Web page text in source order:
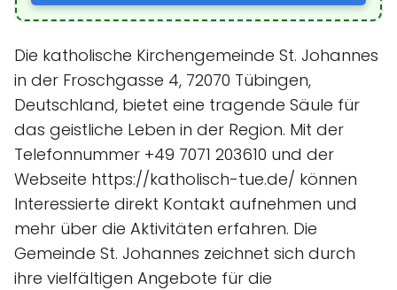
Die katholische Kirchengemeinde St. Johannes
in der Froschgasse 4, 72070 Tübingen,
Deutschland, bietet eine tragende Säule für
das geistliche Leben in der Region. Mit der
Telefonnummer +49 7071 203610 und der
Webseite https://katholisch-tue.de/ können
Interessierte direkt Kontakt aufnehmen und
mehr über die Aktivitäten erfahren. Die
Gemeinde St. Johannes zeichnet sich durch
ihre vielfältigen Angebote für die